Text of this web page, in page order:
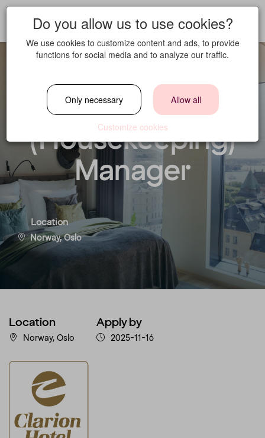
Assistant Style
(Housekeeping)
Manager
Location
Norway, Oslo
Location
Norway, Oslo
Apply by
2025-11-16
Do you allow us to use cookies?
We use cookies to customize content and ads, to provide
functions for social media and to analyze our traffic.
Only necessary Allow all
Customize cookies